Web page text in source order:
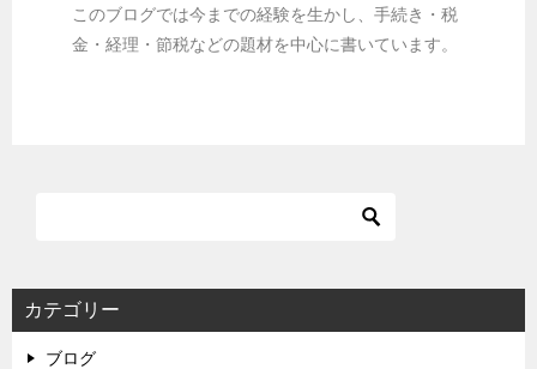
このブログでは今までの経験を生かし、手続き・税
金・経理・節税などの題材を中心に書いています。
カテゴリー
ブログ